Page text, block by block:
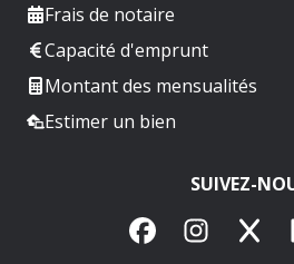
Frais de notaire
Capacité d'emprunt
Montant des mensualités
Estimer un bien
SUIVEZ-
FacebookInstagram
X